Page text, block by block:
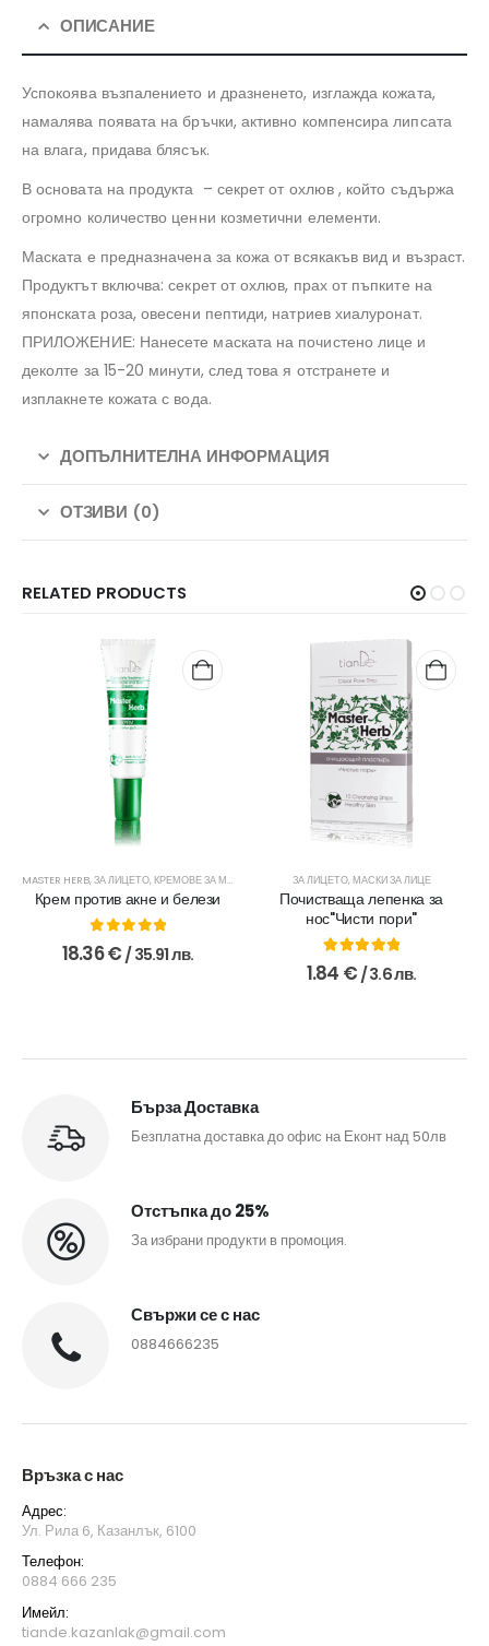
ОПИСАНИЕ
Успокоява възпалението и дразненето, изглажда кожата,
намалява появата на бръчки, активно компенсира липсата
на влага, придава блясък.
В основата на продукта – секрет от охлюв , който съдържа
огромно количество ценни козметични елементи.
Маската е предназначена за кожа от всякакъв вид и възраст.
Продуктът включва: секрет от охлюв, прах от пъпките на
японската роза, овесени пептиди, натриев хиалуронат.
ПРИЛОЖЕНИЕ: Нанесете маската на почистено лице и
деколте за 15-20 минути, след това я отстранете и
изплакнете кожата с вода.
ДОПЪЛНИТЕЛНА ИНФОРМАЦИЯ
ОТЗИВИ (0)
RELATED PRODUCTS
MASTER HERB,ЗА ЛИЦЕТО,КРЕМОВЕ ЗА МЛАДА КОЖА
Крем против акне и белези
0out of 5
18.36€ / 35.91 лв.
ЗА ЛИЦЕТО,МАСКИ ЗА ЛИЦЕ
Почистваща лепенка за
нос"Чисти пори"
5.00 out of 5
1.84 € / 3.6 лв.
Бърза Доставка
Безплатна доставка до офис на Еконт над 50лв
Отстъпка до 25%
За избрани продукти в промоция.
Свържи се с нас
0884666235
Връзка с нас
Адрес:
Ул. Рила 6, Казанлък, 6100
Телефон:
0884 666 235
Имейл:
tiande.kazanlak@gmail.com